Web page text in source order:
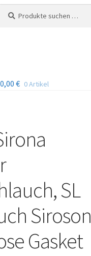
nach:
0,00 € 0 Artikel
SL
Siroson
Gasket